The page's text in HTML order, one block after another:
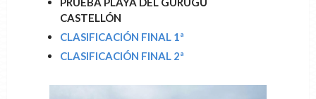
CASTELLÓN
CLASIFICACIÓN FINAL 1ª
CLASIFICACIÓN FINAL 2ª